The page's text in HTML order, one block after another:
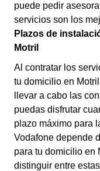
puede pedir
servicios son los
Plazos de
Motril
Al contratar los
tu domicilio en
llevar a cabo las
puedas disfrutar
plazo máximo para
Vodafone depende
para tu domicilio en
distinguir entre